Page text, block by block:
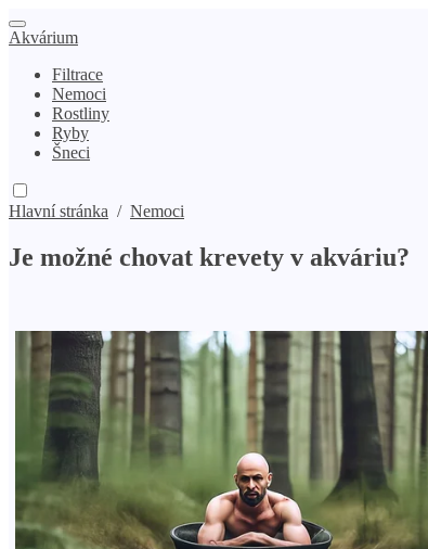
Akvárium
Filtrace
Nemoci
Rostliny
Ryby
Šneci
Hlavní stránka / Nemoci
Je možné chovat krevety v akváriu?